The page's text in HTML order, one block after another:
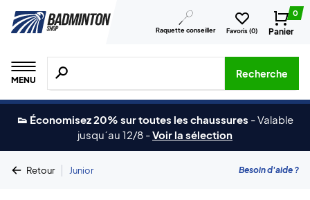
Raquette conseiller Favoris (0)
0
Panier
MENU
Recherche de produits, de marques, etc.
Recherche
👟 Économisez 20% sur toutes les chaussures -Valable
jusqu´au 12/8 -Voir la sélection
Retour | Junior Besoin d'aide ?